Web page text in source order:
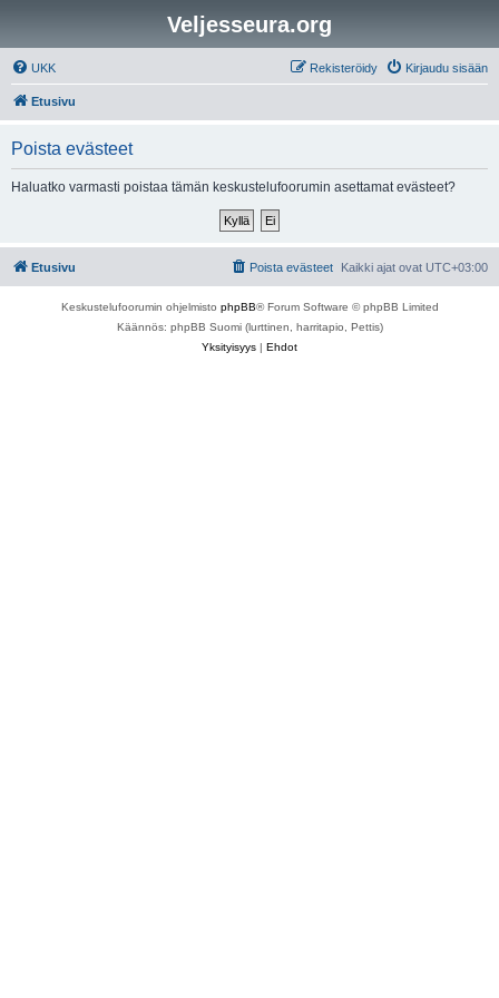
Veljesseura.org
UKK Kirjaudu sisään
Rekisteröidy
Etusivu
Poista evästeet
Haluatko varmasti poistaa tämän keskustelufoorumin asettamat evästeet?
Etusivu Kaikki ajat ovat UTC+03:00
Poista evästeet
Keskustelufoorumin ohjelmisto phpBB® Forum Software © phpBB Limited
Käännös: phpBB Suomi (lurttinen, harritapio, Pettis)
Yksityisyys | Ehdot